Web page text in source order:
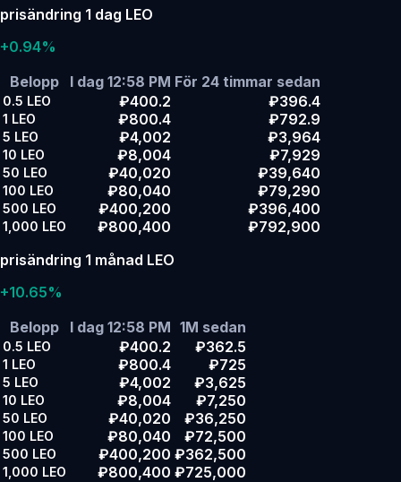
prisändring 1 dag LEO
+0.94%
Belopp
I dag 12:58 PM För 24 timmar sedan
0.5 LEO ₽400.2 ₽396.4
1 LEO ₽800.4 ₽792.9
5 LEO ₽4,002 ₽3,964
10 LEO ₽8,004 ₽7,929
50 LEO ₽40,020 ₽39,640
100 LEO ₽80,040 ₽79,290
500 LEO ₽400,200 ₽396,400
1,000 LEO ₽800,400
₽792,900
prisändring 1 månad LEO
+10.65%
Belopp
I dag 12:58 PM 1M sedan
0.5 LEO ₽400.2 ₽362.5
1 LEO ₽800.4 ₽725
5 LEO ₽4,002 ₽3,625
10 LEO ₽8,004 ₽7,250
50 LEO ₽40,020 ₽36,250
100 LEO ₽80,040 ₽72,500
500 LEO ₽400,200 ₽362,500
1,000 LEO ₽800,400 ₽725,000